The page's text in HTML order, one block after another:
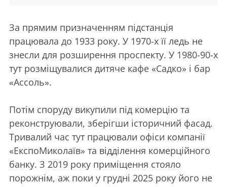
За прямим призначенням підстанція
працювала до 1933 року. У 1970-х її ледь не
знесли для розширення проспекту. У 1980-90-х
тут розміщувалися дитяче кафе «Садко» і бар
«Ассоль».
Потім споруду викупили під комерцію та
реконструювали, зберігши історичний фасад.
Тривалий час тут працювали офіси компанії
«ЕкспоМиколаїв» та відділення комерційного
банку. З 2019 року приміщення стояло
порожнім, аж поки у грудні 2025 року його не